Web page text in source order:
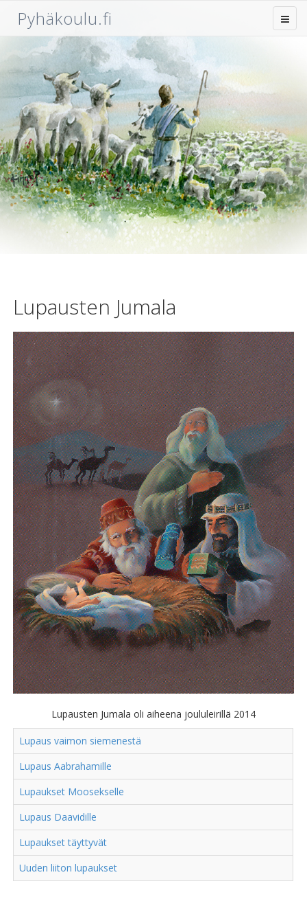
Pyhäkoulu.fi
Lupausten Jumala
Lupausten Jumala oli aiheena joululeirillä 2014
Lupaus vaimon siemenestä
Lupaus Aabrahamille
Lupaukset Moosekselle
Lupaus Daavidille
Lupaukset täyttyvät
Uuden liiton lupaukset